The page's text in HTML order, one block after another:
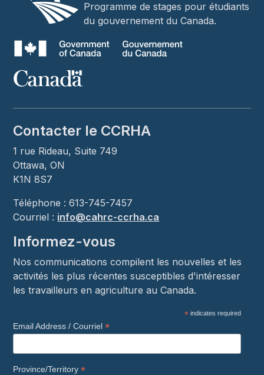
Programme de stages pour étudiants
du gouvernement du Canada.
Contacter le CCRHA
1 rue Rideau, Suite 749
Ottawa, ON
K1N 8S7
Téléphone : 613-745-7457
Courriel : info@cahrc-ccrha.ca
Informez-vous
Nos communications compilent les nouvelles et les
activités les plus récentes susceptibles d'intéresser
les travailleurs en agriculture au Canada.
* indicates required
Email Address / Courriel*
Province/Territory*